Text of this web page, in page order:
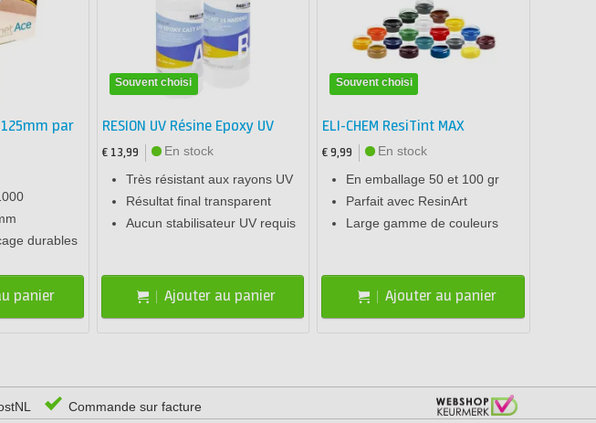
par
durables
panier
Souvent choisi
RESION UV Résine Epoxy UV
€ 13,99
En stock
Très résistant aux rayons UV
Résultat final transparent
Aucun stabilisateur UV requis
Ajouter au panier
Souvent choisi
ELI-CHEM ResiTint MAX
€ 9,99
En stock
En emballage 50 et 100 gr
Parfait avec ResinArt
Large gamme de couleurs
Ajouter au panier
Commande sur facture